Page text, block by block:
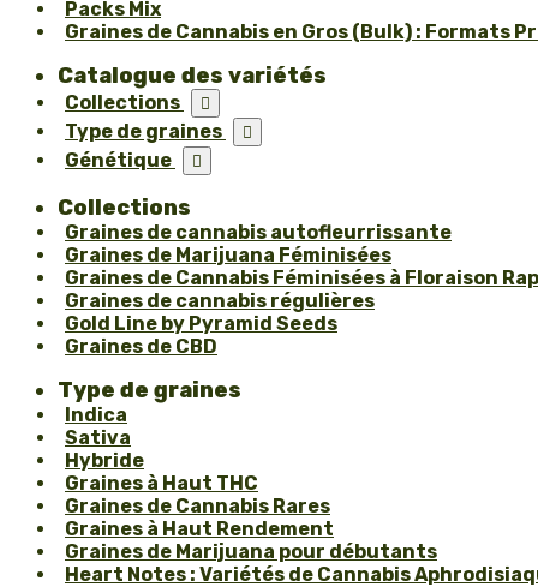
Packs Mix
Graines de Cannabis en Gros (Bulk) : Formats
Catalogue des variétés
Collections 
Type de graines 
Génétique 
Collections
Graines de cannabis autofleurrissante
Graines de Marijuana Féminisées
Graines de Cannabis Féminisées à Floraison
Graines de cannabis régulières
Gold Line by Pyramid Seeds
Graines de CBD
Type de graines
Indica
Sativa
Hybride
Graines à Haut THC
Graines de Cannabis Rares
Graines à Haut Rendement
Graines de Marijuana pour débutants
Heart Notes : Variétés de Cannabis